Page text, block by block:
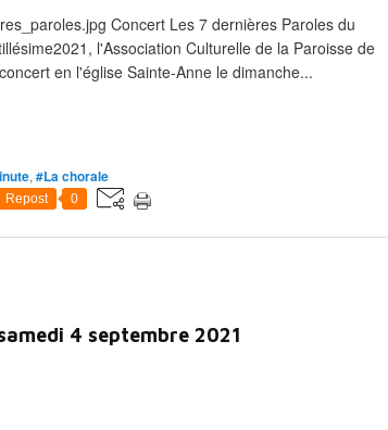
Concert Les 7 dernières Paroles du
l'Association Culturelle de la Paroisse de
en l'église Sainte-Anne le dimanche...
, #La chorale
Repost 0
4 septembre 2021